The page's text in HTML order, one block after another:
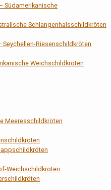
Südamerikanische
Schlangenhalsschildkröten
Riesenschildkröten
Weichschildkröten
Meeresschildkröten
Weichschildkröten